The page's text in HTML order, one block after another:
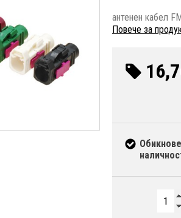
антенен кабел
Повече за